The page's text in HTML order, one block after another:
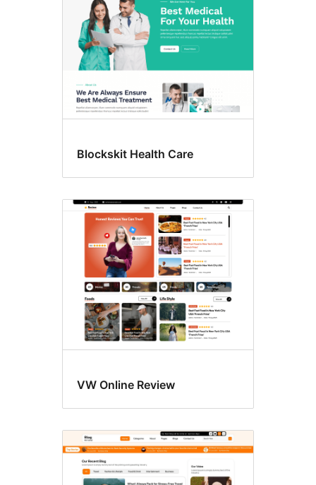
Blockskit Health Care
VW Online Review